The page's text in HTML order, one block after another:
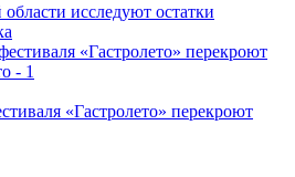
исследуют остатки
«Гастролето» перекроют